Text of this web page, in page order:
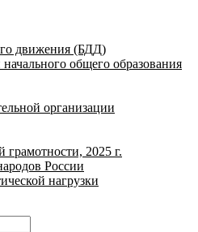
движения (БДД)
общего образования
организации
грамотности, 2025 г.
России
нагрузки